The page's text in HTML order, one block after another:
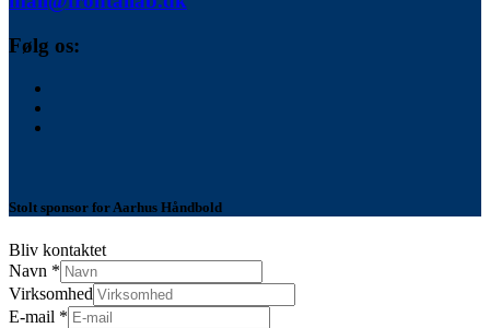
Følg os:
Stolt sponsor for Aarhus Håndbold
Bliv kontaktet
Navn *
Virksomhed
E-mail *